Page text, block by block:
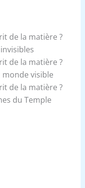
de la matière ?
de la matière ?
monde visible
de la matière ?
du Temple